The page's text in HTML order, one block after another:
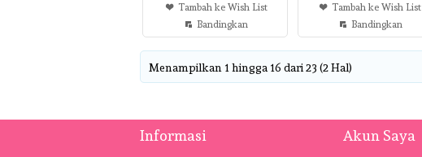
Tambah ke Wish List
Bandingkan
Tambah ke Wish List
Bandingkan
Menampilkan 1 hingga 16 dari 23 (2 Hal)
Informasi Akun Saya